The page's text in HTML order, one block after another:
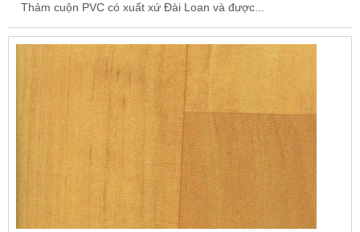
Thảm cuộn PVC có xuất xứ Đài Loan và được...